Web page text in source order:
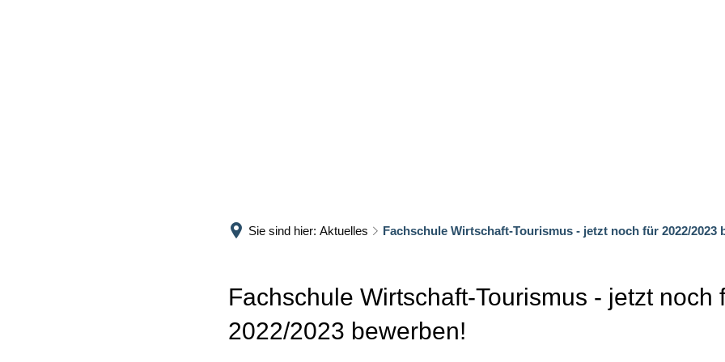
Mitglied werden
Sie sind hier: Aktuelles Fachschule Wirtschaft-Tourismus - jetzt noch für 2022/2023
Fachschule Wirtschaft-Tourismus - jetzt noch
2022/2023 bewerben!